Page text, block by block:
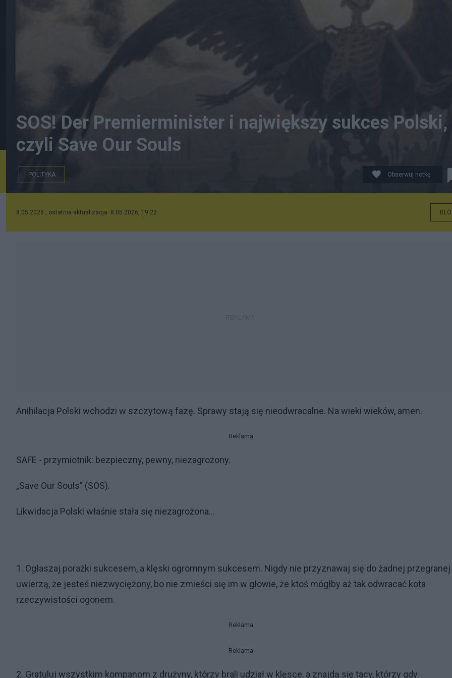
SOS! Der Premierminister i największy sukces Polski,
czyli Save Our Souls
POLITYKA Obserwuj notkę
8.05.2026 , ostatnia aktualizacja: 8.05.2026, 19:22
Anihilacja Polski wchodzi w szczytową fazę. Sprawy stają się nieodwracalne. Na wieki wieków, amen.
Reklama
SAFE - przymiotnik: bezpieczny, pewny, niezagrożony.
„Save Our Souls” (SOS).
Likwidacja Polski właśnie stała się niezagrożona...
1. Ogłaszaj porażki sukcesem, a klęski ogromnym sukcesem. Nigdy nie przyznawaj się do żadnej przegranej
uwierzą, że jesteś niezwyciężony, bo nie zmieści się im w głowie, że ktoś mógłby aż tak odwracać kota
rzeczywistości ogonem.
Reklama
Reklama
2. Gratuluj wszystkim kompanom z drużyny, którzy brali udział w klęsce, a znajdą się tacy, którzy gdy